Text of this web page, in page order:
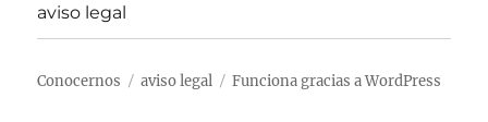
aviso legal
Conocernos aviso legal Funciona gracias a WordPress